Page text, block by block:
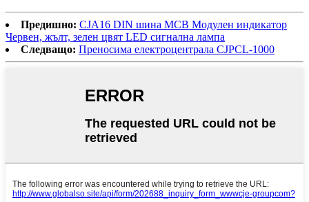
Предишно: CJA16 DIN шина MCB Модулен индикатор
Червен, жълт, зелен цвят LED сигнална лампа
Следващо: Преносима електроцентрала CJPCL-1000